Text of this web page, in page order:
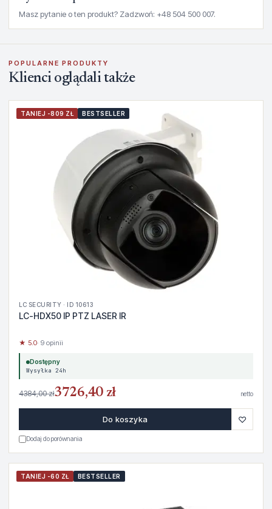
Masz pytanie o ten produkt? Zadzwoń: +48 504 500 007.
POPULARNE PRODUKTY
Klienci oglądali także
TANIEJ -809 ZŁ BESTSELLER
LC SECURITY · ID 10613
LC-HDX50 IP PTZ LASER IR
★ 5.0· 9 opinii
Dostępny
Wysyłka 24h
4384,00 zł3726,40 zł netto
Do koszyka ♡
Dodaj do porównania
TANIEJ -60 ZŁ BESTSELLER